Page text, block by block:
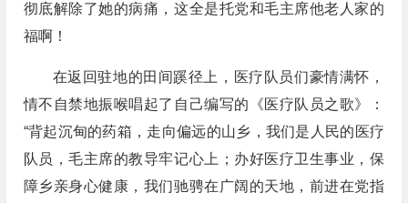
彻底解除了她的病痛，这全是托党和毛主席他老人家的
福啊！
在返回驻地的田间蹊径上，医疗队员们豪情满怀，
情不自禁地振喉唱起了自己编写的《医疗队员之歌》：
“背起沉甸的药箱，走向偏远的山乡，我们是人民的医疗
队员，毛主席的教导牢记心上；办好医疗卫生事业，保
障乡亲身心健康，我们驰骋在广阔的天地，前进在党指